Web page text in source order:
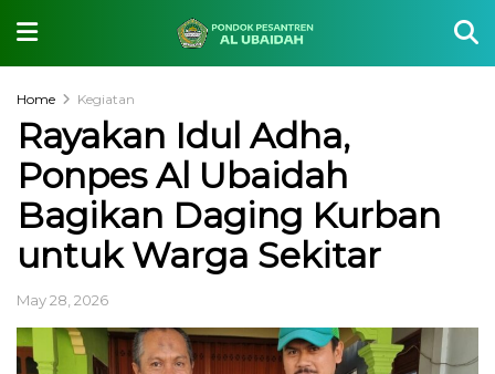
Home Kegiatan
Rayakan Idul Adha,
Ponpes Al Ubaidah
Bagikan Daging Kurban
untuk Warga Sekitar
May 28, 2026